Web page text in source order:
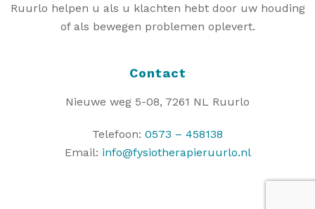
Ruurlo helpen u als u klachten hebt door uw houding
of als bewegen problemen oplevert.
Contact
Nieuwe weg 5-08, 7261 NL Ruurlo
Telefoon: 0573 – 458138
Email: info@fysiotherapieruurlo.nl